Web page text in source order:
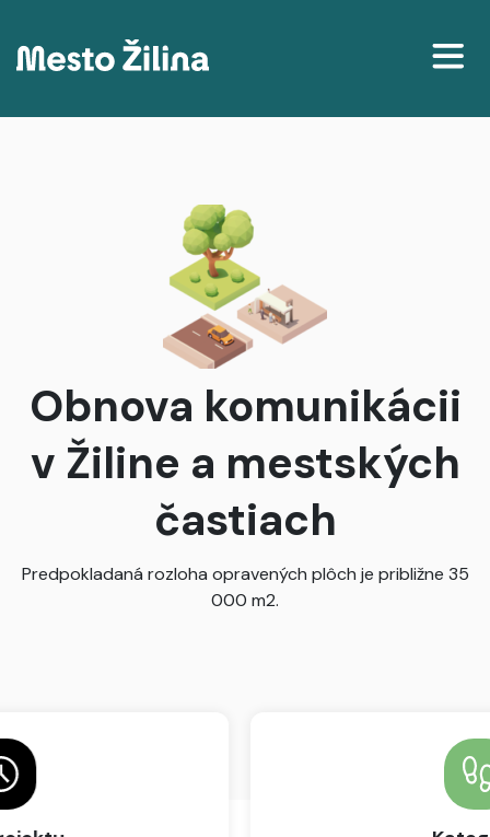
Projekty
Delenie príjmov podľa katastrálneho územia
Obnova komunikácii
v Žiline a mestských
častiach
Predpokladaná rozloha opravených plôch je približne 35
000 m2.